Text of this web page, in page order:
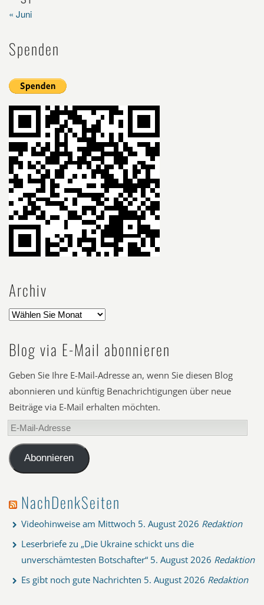
« Juni
Spenden
Archiv
Blog via E-Mail abonnieren
Geben Sie Ihre E-Mail-Adresse an, wenn Sie diesen Blog
abonnieren und künftig Benachrichtigungen über neue
Beiträge via E-Mail erhalten möchten.
E-
Mail-
AdresseAbonnieren
NachDenkSeiten
Videohinweise am Mittwoch 5. August 2026 Redaktion
Leserbriefe zu „Die Ukraine schickt uns die
unverschämtesten Botschafter“ 5. August 2026 Redaktion
Es gibt noch gute Nachrichten 5. August 2026 Redaktion